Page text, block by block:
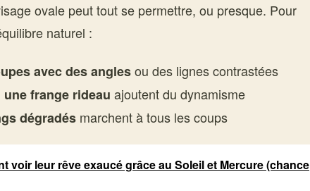
ovale peut tout se permettre, ou presque. Pour
naturel :
avec des anglesou des lignes contrastées
frange rideau ajoutent du dynamisme
dégradésmarchent à tous les coups
voir leur rêve exaucé grâce au Soleil et Mercure (chance